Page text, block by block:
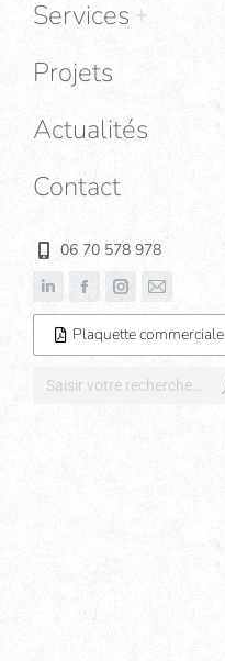
Services
Projets
Actualités
Contact
06 70 578 978
Plaquette commerciale